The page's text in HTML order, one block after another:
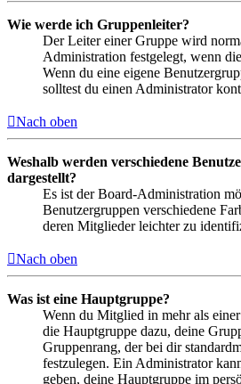
Wie werde ich Gruppenleiter?
Der Leiter einer Gruppe wird
Administration festgelegt, wenn
Wenn du eine eigene
solltest du einen Administrator
Nach oben
Weshalb werden verschiedene
dargestellt?
Es ist der Board-Administration
Benutzergruppen verschiedene
deren Mitglieder leichter zu
Nach oben
Was ist eine Hauptgruppe?
Wenn du Mitglied in mehr als
die Hauptgruppe dazu, deine
Gruppenrang, der bei dir
festzulegen. Ein Administrator
geben, deine Hauptgruppe im